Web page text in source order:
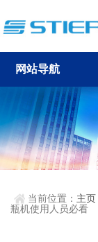
网站导航
当前位置： 主页
瓶机使用人员必看